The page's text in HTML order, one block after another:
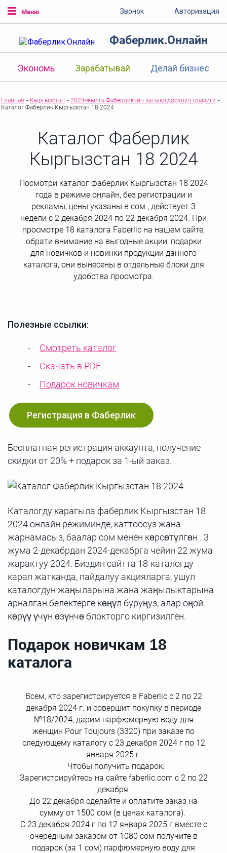
Меню Звонок Авторизация
Фаберлик.Онлайн
Экономь Зарабатывай Делай бизнес
Главная - Кыргызстан - 2024-жылга Фаберликтин каталогдорунун графиги -
Каталог Фаберлик Кыргызстан 18 2024
Каталог Фаберлик
Кыргызстан 18 2024
Посмотри каталог фаберлик Кыргызстан 18 2024
года в режиме онлайн, без регистрации и
рекламы, цены указаны в сом., действует 3
недели с 2 декабря 2024 по 22 декабря 2024. При
просмотре 18 каталога Faberlic на нашем сайте,
обрати внимание на выгодные акции, подарки
для новичков и новинки продукции данного
каталога, они вынесены в отдельные блоки для
удобства просмотра.
Полезные ссылки:
Смотреть каталог
Скачать в PDF
Подарок новичкам
Регистрация в Фаберлик
Бесплатная регистрация аккаунта, получение
скидки от 20% + подарок за 1-ый заказ.
Каталогду карагыла фаберлик Кыргызстан 18
2024 онлайн режиминде, каттоосуз жана
жарнамасыз, баалар сом менен көрсөтүлгөн.. 3
жума 2-декабрдан 2024-декабрга чейин 22 жума
жарактуу 2024. Биздин сайтта 18-каталогду
карап жатканда, пайдалуу акцияларга, ушул
каталогдун жаңыларына жана жаңылыктарына
арналган белектерге көңүл буруңуз, алар оңой
көрүү үчүн өзүнчө блокторго киргизилген.
Подарок новичкам 18
каталога
Всем, кто зарегистрируется в Faberlic с 2 по 22
декабря 2024 г. и совершит покупку в периоде
№18/2024, дарим парфюмерную воду для
женщин Pour Toujours (3320) при заказе по
следующему каталогу с 23 декабря 2024 г по 12
января 2025 г.
Чтобы получить подарок:
Зарегистрируйтесь на сайте faberlic.com с 2 по 22
декабря.
До 22 декабря сделайте и оплатите заказ на
сумму от 1500 сом (в ценах каталога).
С 23 декабря 2024 г по 12 января 2025 г вместе с
очередным заказом от 1080 сом получите в
подарок (за 1 сом) парфюмерную воду для